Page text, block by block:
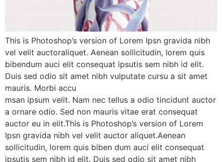
This is Photoshop’s version of Lorem Ipsn gravida nibh
vel velit auctoraliquet. Aenean sollicitudin, lorem quis
bibendum auci elit consequat ipsutis sem nibh id elit.
Duis sed odio sit amet nibh vulputate cursu a sit amet
mauris. Morbi accu
msan ipsum velit. Nam nec tellus a odio tincidunt auctor
a ornare odio. Sed non mauris vitae erat consequat
auctor eu in elit.This is Photoshop’s version of Lorem
Ipsn gravida nibh vel velit auctor aliquet.Aenean
sollicitudin, lorem quis biben dum auci elit consequat
ipsutis sem nibh id elit. Duis sed odio sit amet nibh